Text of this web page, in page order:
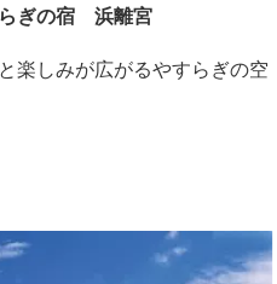
ぎの宿 浜離宮
楽しみが広がるやすらぎの空